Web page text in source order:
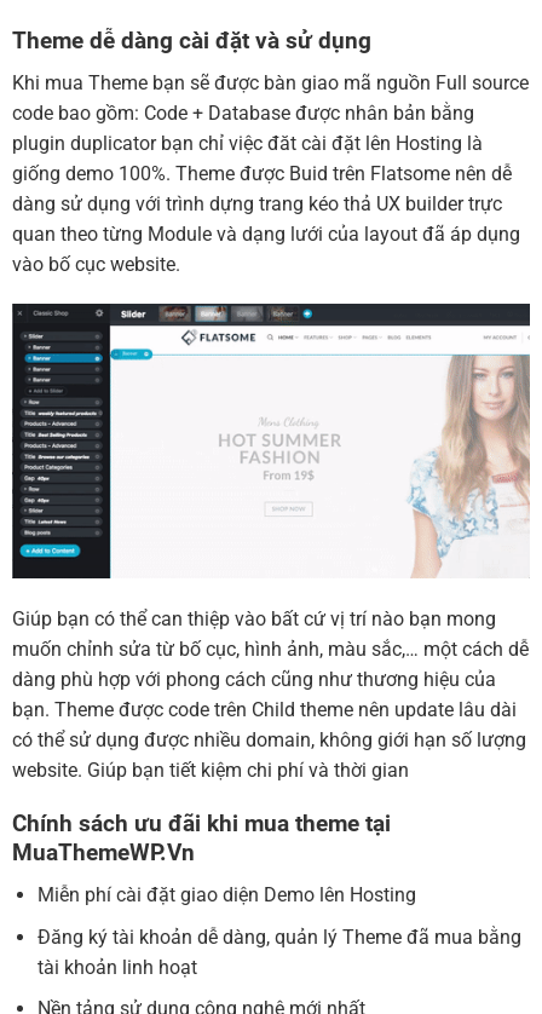
Theme dễ dàng cài đặt và sử dụng
Khi mua Theme bạn sẽ được bàn giao mã nguồn Full source
code bao gồm: Code + Database được nhân bản bằng
plugin duplicator bạn chỉ việc đăt cài đặt lên Hosting là
giống demo 100%. Theme được Buid trên Flatsome nên dễ
dàng sử dụng với trình dựng trang kéo thả UX builder trực
quan theo từng Module và dạng lưới của layout đã áp dụng
vào bố cục website.
Giúp bạn có thể can thiệp vào bất cứ vị trí nào bạn mong
muốn chỉnh sửa từ bố cục, hình ảnh, màu sắc,… một cách dễ
dàng phù hợp với phong cách cũng như thương hiệu của
bạn. Theme được code trên Child theme nên update lâu dài
có thể sử dụng được nhiều domain, không giới hạn số lượng
website. Giúp bạn tiết kiệm chi phí và thời gian
Chính sách ưu đãi khi mua theme tại
MuaThemeWP.Vn
Miễn phí cài đặt giao diện Demo lên Hosting
Đăng ký tài khoản dễ dàng, quản lý Theme đã mua bằng
tài khoản linh hoạt
Nền tảng sử dụng công nghệ mới nhất